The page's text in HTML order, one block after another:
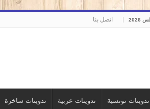
اتصل بنا
تدوينات تونسية تدوينات عربية تدوينات ساخرة